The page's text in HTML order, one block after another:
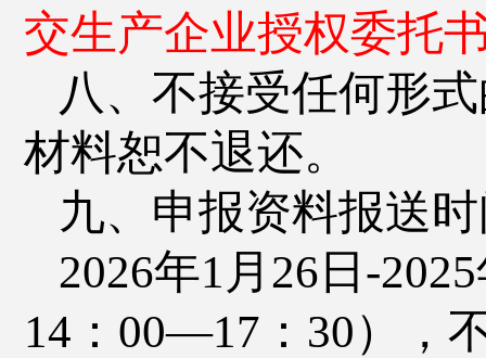
交生产企业授权委托
八 、不接受任何形
材料恕不退还。
九、申报资料报送
2026年1 月 26 日 -2025
14：00—17：30），